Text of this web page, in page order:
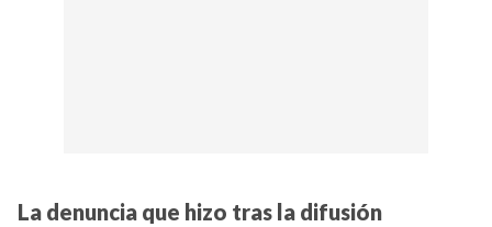
La denuncia que hizo tras la difusión